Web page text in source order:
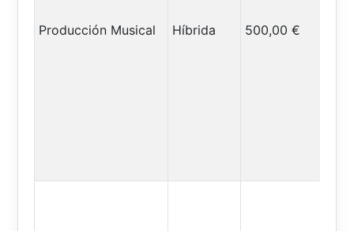
Producción Musical Híbrida 500,00 €